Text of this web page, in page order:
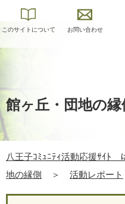
このサイトについて お問い合わせ
館ヶ丘・団地の縁
八王子ｺﾐｭﾆﾃｨ活動応援ｻｲﾄ
地の縁側
＞ 活動レポート